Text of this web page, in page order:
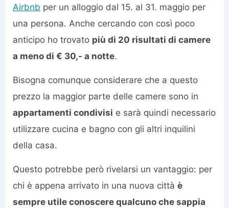
Airbnb per un alloggio dal 15. al 31. maggio per
una persona. Anche cercando con così poco
anticipo ho trovato più di 20 risultati di camere
a meno di € 30,- a notte.
Bisogna comunque considerare che a questo
prezzo la maggior parte delle camere sono in
appartamenti condivisi e sarà quindi necessario
utilizzare cucina e bagno con gli altri inquilini
della casa.
Questo potrebbe però rivelarsi un vantaggio: per
chi è appena arrivato in una nuova città è
sempre utile conoscere qualcuno che sappia